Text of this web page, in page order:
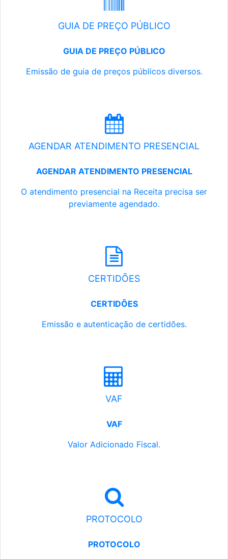
GUIA DE PREÇO PÚBLICO
GUIA DE PREÇO PÚBLICO
Emissão de guia de preços públicos diversos.
AGENDAR ATENDIMENTO PRESENCIAL
AGENDAR ATENDIMENTO PRESENCIAL
O atendimento presencial na Receita precisa ser
previamente agendado.
CERTIDÕES
CERTIDÕES
Emissão e autenticação de certidões.
VAF
VAF
Valor Adicionado Fiscal.
PROTOCOLO
PROTOCOLO